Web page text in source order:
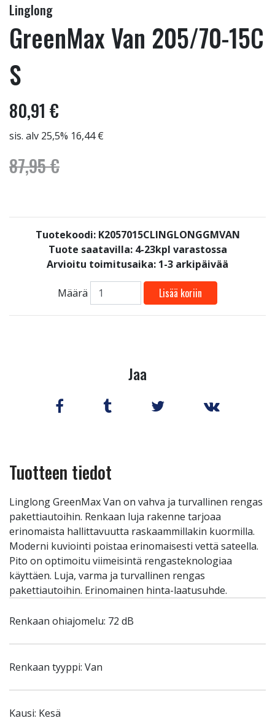
Linglong
GreenMax Van 205/70-15C
S
80,91 €
sis. alv 25,5% 16,44 €
87,95 €
Tuotekoodi: K2057015CLINGLONGGMVAN
Tuote saatavilla: 4-23kpl varastossa
Arvioitu toimitusaika: 1-3 arkipäivää
Määrä Lisää koriin
Jaa
Tuotteen tiedot
Linglong GreenMax Van on vahva ja turvallinen rengas
pakettiautoihin. Renkaan luja rakenne tarjoaa
erinomaista hallittavuutta raskaammillakin kuormilla.
Moderni kuviointi poistaa erinomaisesti vettä sateella.
Pito on optimoitu viimeisintä rengasteknologiaa
käyttäen. Luja, varma ja turvallinen rengas
pakettiautoihin. Erinomainen hinta-laatusuhde.
Renkaan ohiajomelu: 72 dB
Renkaan tyyppi: Van
Kausi: Kesä